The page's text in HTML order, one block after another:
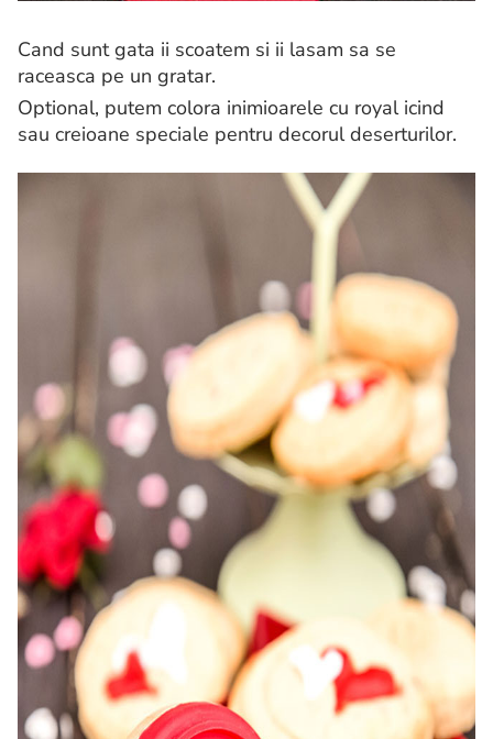
Cand sunt gata ii scoatem si ii lasam sa se
raceasca pe un gratar.
Optional, putem colora inimioarele cu royal icind
sau creioane speciale pentru decorul deserturilor.